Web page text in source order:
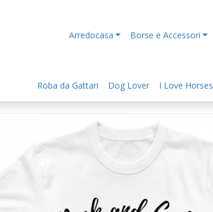
Arredocasa Borse e Accessori
Roba da Gattari Dog Lover I Love Horses